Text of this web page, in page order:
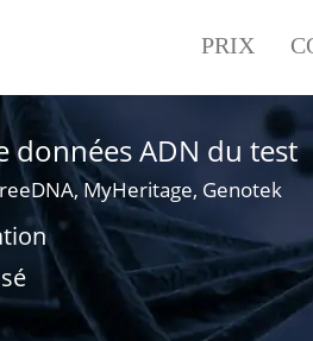
PRIX
données ADN du test
MyHeritage, Genotek